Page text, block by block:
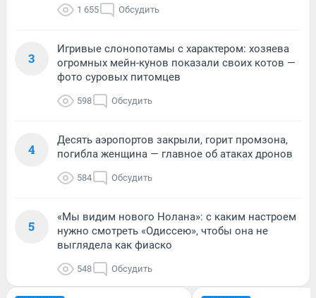
1 655 Обсудить
3
Игривые слонопотамы с характером: хозяева
огромных мейн-кунов показали своих котов —
фото суровых питомцев
598 Обсудить
4
Десять аэропортов закрыли, горит промзона,
погибла женщина — главное об атаках дронов
584 Обсудить
5
«Мы видим нового Нолана»: с каким настроем
нужно смотреть «Одиссею», чтобы она не
выглядела как фиаско
548 Обсудить